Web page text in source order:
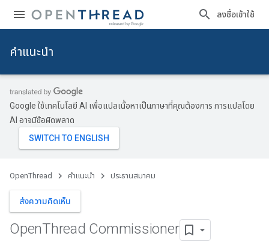
ลงชื่อเข้าใช้
คำแนะนำ
Google ใช้เทคโนโลยี AI เพื่อแปลเนื้อหาเป็นภาษาที่คุณต้องการ การแปลโดย
AI อาจมีข้อผิดพลาด
OpenThread คำแนะนำ ประธานสมาคม
ส่งความคิดเห็น
OpenThread Commissioner